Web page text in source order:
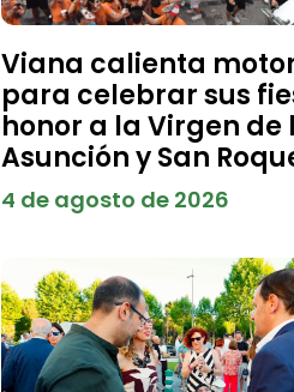
Viana calienta
para celebrar sus
honor a la Virgen de
Asunción y San
4 de agosto de 2026